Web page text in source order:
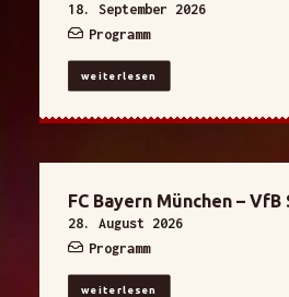
18. September 2026
Programm
weiterlesen
FC Bayern München –
28. August 2026
Programm
weiterlesen